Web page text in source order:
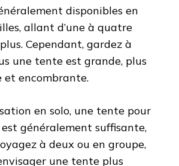
disponibles en
allant d’une à quatre
Cependant, gardez à
une tente est grande, plus
et encombrante.
en solo, une tente pour
généralement suffisante,
à deux ou en groupe,
une tente plus